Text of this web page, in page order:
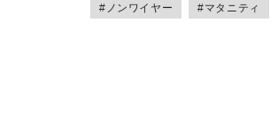
#ノンワイヤー #マタニティ